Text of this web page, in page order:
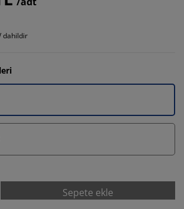
dahildir
Sepete ekle